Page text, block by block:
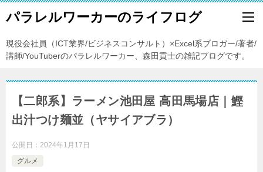
パラレルワーカーのライフログ
現役会社員（ICT業界/ビジネスコンサルト）×Excel系ブロガー/著者/
講師/YouTuberのパラレルワーカー、森田貢士の雑記ブログです。
【二郎系】ラーメン池田屋 高田馬場店｜鰹
出汁つけ麺並（ヤサイアブラ）
公開日： 2024年1月17日
グルメ